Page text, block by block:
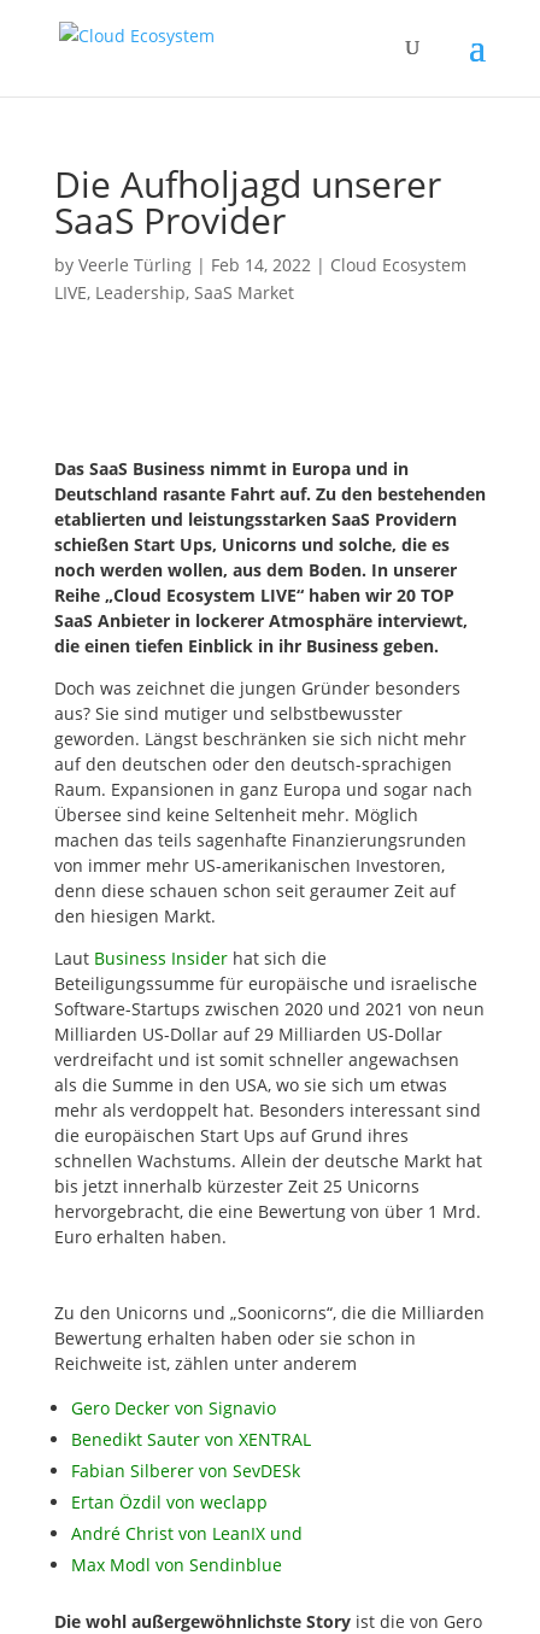
Die Aufholjagd unserer
SaaS Provider
by Veerle Türling| Feb 14, 2022| Cloud Ecosystem
LIVE, Leadership, SaaS Market
Das SaaS Business nimmt in Europa und in
Deutschland rasante Fahrt auf. Zu den bestehenden
etablierten und leistungsstarken SaaS Providern
schießen Start Ups, Unicorns und solche, die es
noch werden wollen, aus dem Boden. In unserer
Reihe „Cloud Ecosystem LIVE“ haben wir 20 TOP
SaaS Anbieter in lockerer Atmosphäre interviewt,
die einen tiefen Einblick in ihr Business geben.
Doch was zeichnet die jungen Gründer besonders
aus? Sie sind mutiger und selbstbewusster
geworden. Längst beschränken sie sich nicht mehr
auf den deutschen oder den deutsch-sprachigen
Raum. Expansionen in ganz Europa und sogar nach
Übersee sind keine Seltenheit mehr. Möglich
machen das teils sagenhafte Finanzierungsrunden
von immer mehr US-amerikanischen Investoren,
denn diese schauen schon seit geraumer Zeit auf
den hiesigen Markt.
Laut Business Insiderhat sich die
Beteiligungssumme für europäische und israelische
Software-Startups zwischen 2020 und 2021 von neun
Milliarden US-Dollar auf 29 Milliarden US-Dollar
verdreifacht und ist somit schneller angewachsen
als die Summe in den USA, wo sie sich um etwas
mehr als verdoppelt hat. Besonders interessant sind
die europäischen Start Ups auf Grund ihres
schnellen Wachstums. Allein der deutsche Markt hat
bis jetzt innerhalb kürzester Zeit 25 Unicorns
hervorgebracht, die eine Bewertung von über 1 Mrd.
Euro erhalten haben.
Zu den Unicorns und „Soonicorns“, die die Milliarden
Bewertung erhalten haben oder sie schon in
Reichweite ist, zählen unter anderem
Gero Decker von Signavio
Benedikt Sauter von XENTRAL
Fabian Silberer von SevDESk
Ertan Özdil von weclapp
André Christ von LeanIX und
Max Modl von Sendinblue
Die wohl außergewöhnlichste Storyist die von Gero